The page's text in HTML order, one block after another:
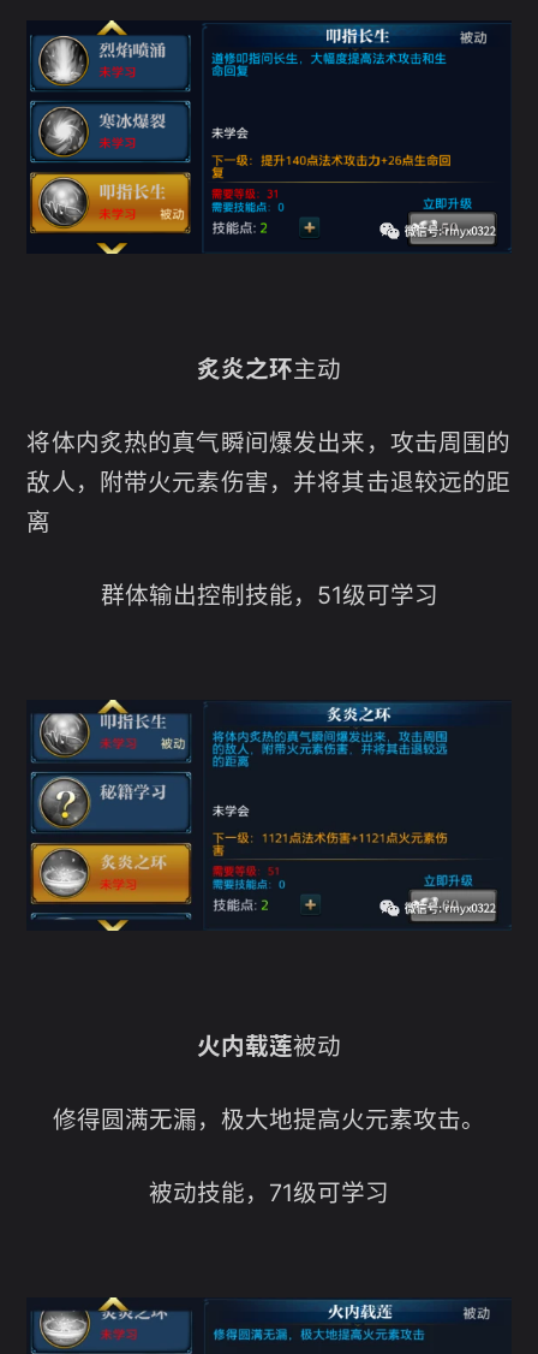
炙炎之环主动
将体内炙热的真气瞬间爆发出来，攻击周围的
敌人，附带火元素伤害，并将其击退较远的距
离
群体输出控制技能，51级可学习
火内载莲被动
修得圆满无漏，极大地提高火元素攻击。
被动技能，71级可学习